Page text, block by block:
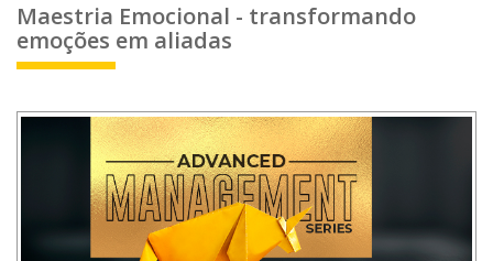
Maestria Emocional - transformando
emoções em aliadas